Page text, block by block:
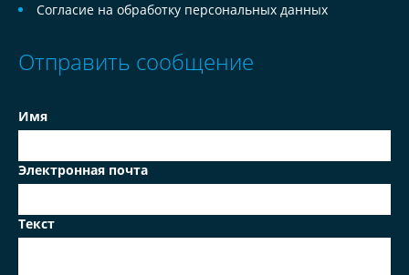
Согласие на обработку персональных данных
Отправить сообщение
Имя
Электронная почта
Текст